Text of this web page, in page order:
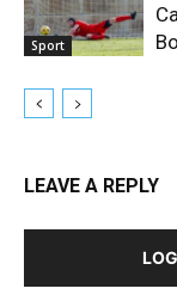
Sport
LEAVE A REPLY